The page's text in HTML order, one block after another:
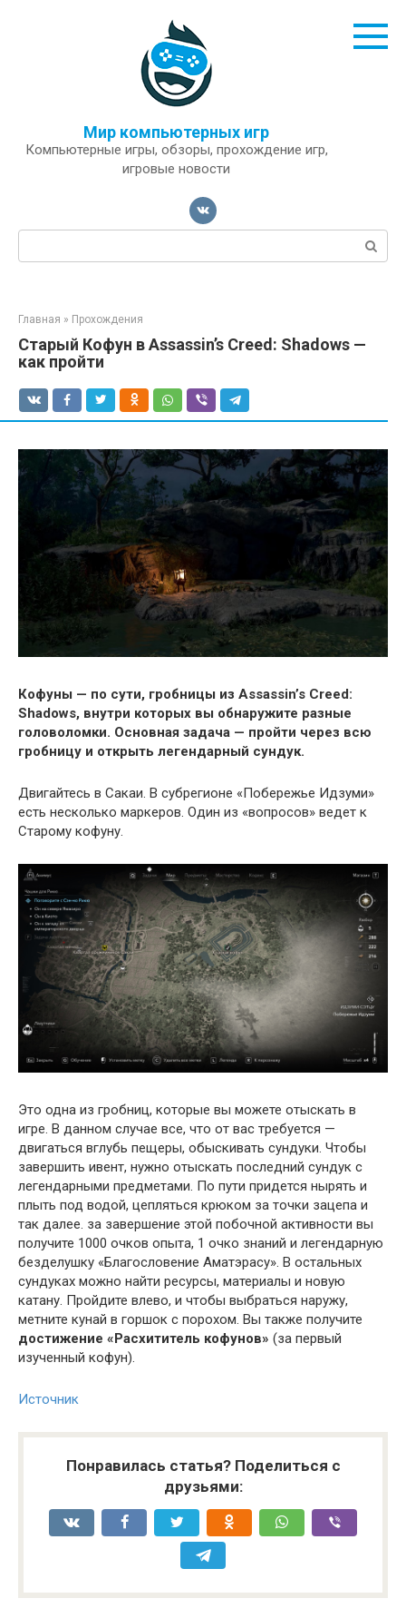
Мир компьютерных игр
Компьютерные игры, обзоры, прохождение игр,
игровые новости
Поиск:
Главная » Прохождения
Старый Кофун в Assassin’s Creed: Shadows —
как пройти
Кофуны — по сути, гробницы из Assassin’s Creed:
Shadows, внутри которых вы обнаружите разные
головоломки. Основная задача — пройти через всю
гробницу и открыть легендарный сундук.
Двигайтесь в Сакаи. В субрегионе «Побережье Идзуми»
есть несколько маркеров. Один из «вопросов» ведет к
Старому кофуну.
Это одна из гробниц, которые вы можете отыскать в
игре. В данном случае все, что от вас требуется —
двигаться вглубь пещеры, обыскивать сундуки. Чтобы
завершить ивент, нужно отыскать последний сундук с
легендарными предметами. По пути придется нырять и
плыть под водой, цепляться крюком за точки зацепа и
так далее. за завершение этой побочной активности вы
получите 1000 очков опыта, 1 очко знаний и легендарную
безделушку «Благословение Аматэрасу». В остальных
сундуках можно найти ресурсы, материалы и новую
катану. Пройдите влево, и чтобы выбраться наружу,
метните кунай в горшок с порохом. Вы также получите
достижение «Расхититель кофунов» (за первый
изученный кофун).
Источник
Понравилась статья? Поделиться с
друзьями: